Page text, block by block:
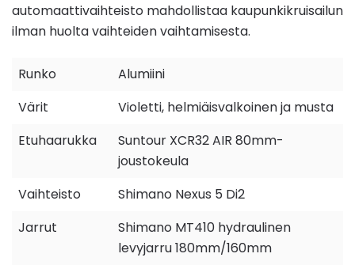
automaattivaihteisto mahdollistaa kaupunkikruisailun
ilman huolta vaihteiden vaihtamisesta.
Runko
Alumiini
Värit
Violetti, helmiäisvalkoinen ja musta
Etuhaarukka
Suntour XCR32 AIR 80mm-
joustokeula
Vaihteisto
Shimano Nexus 5 Di2
Jarrut
Shimano MT410 hydraulinen
levyjarru 180mm/160mm